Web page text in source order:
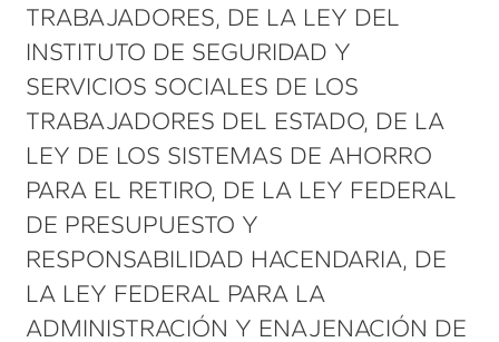
TRABAJADORES, DE LA LEY DEL
INSTITUTO DE SEGURIDAD Y
SERVICIOS SOCIALES DE LOS
TRABAJADORES DEL ESTADO, DE LA
LEY DE LOS SISTEMAS DE AHORRO
PARA EL RETIRO, DE LA LEY FEDERAL
DE PRESUPUESTO Y
RESPONSABILIDAD HACENDARIA, DE
LA LEY FEDERAL PARA LA
ADMINISTRACIÓN Y ENAJENACIÓN DE